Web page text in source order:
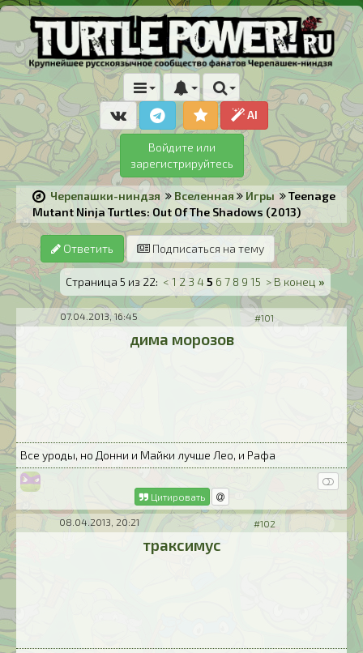
AI
Войдите или
зарегистрируйтесь
Черепашки-ниндзя Вселенная Игры
Teenage
Mutant Ninja Turtles: Out Of The Shadows (2013)
Ответить Подписаться на тему
Страница 5 из 22: < 1 2 3 4 5 6 7 8 9 15 > В конец »
07.04.2013, 16:45 #101
дима морозов
Все уроды, но Донни и Майки лучше Лео, и Рафа
Цитировать
08.04.2013, 20:21 #102
траксимус